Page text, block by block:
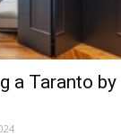
a Taranto